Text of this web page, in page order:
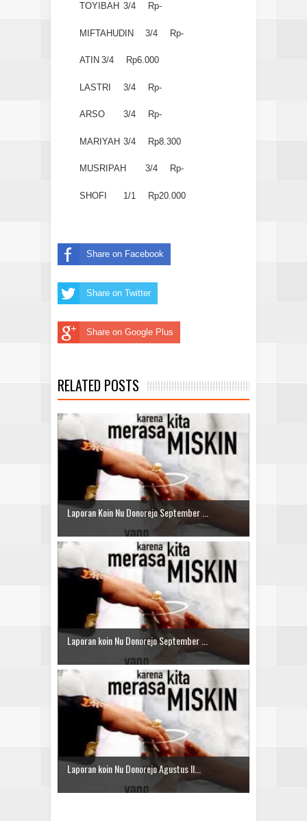
TOYIBAH 3/4 Rp-
MIFTAHUDIN 3/4 Rp-
ATIN 3/4 Rp6.000
LASTRI 3/4 Rp-
ARSO 3/4 Rp-
MARIYAH 3/4 Rp8.300
MUSRIPAH 3/4 Rp-
SHOFI 1/1 Rp20.000
Share on Facebook
Share on Twitter
Share on Google Plus
RELATED POSTS
Laporan Koin Nu Donorejo September ...
Laporan koin Nu Donorejo September ...
Laporan koin Nu Donorejo Agustus II...